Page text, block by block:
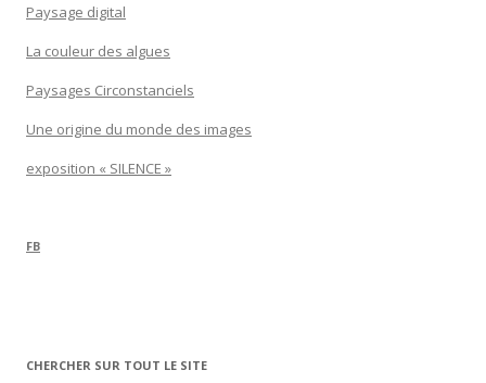
Paysage digital
La couleur des algues
Paysages Circonstanciels
Une origine du monde des images
exposition « SILENCE »
FB
CHERCHER SUR TOUT LE SITE